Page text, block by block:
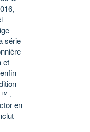
série
et
.
en